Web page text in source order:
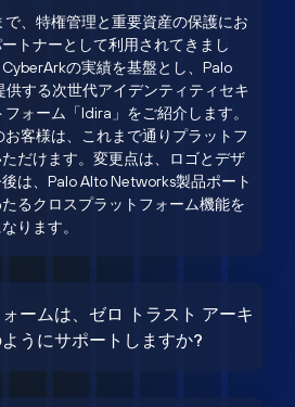
、特権管理と重要資産の保護にお
トナーとして利用されてきまし
の実績を基盤とし、Palo
する次世代アイデンティティセキ
フォーム「Idira」をご紹介します。
お客様は、これまで通りプラットフ
だけます。変更点は、ロゴとデザ
は、Palo Alto Networks製品ポート
るクロスプラットフォーム機能を
ります。
ームは、ゼロ トラスト アーキ
うにサポートしますか?